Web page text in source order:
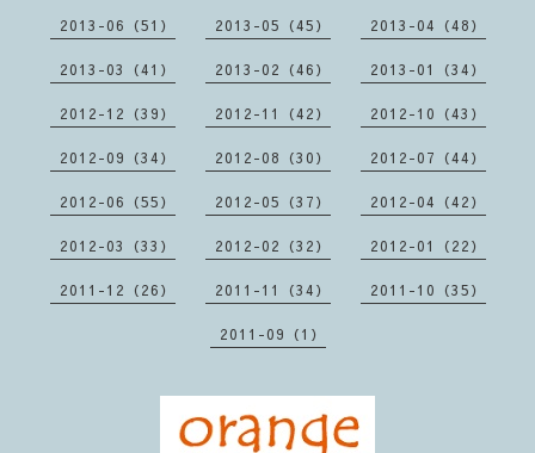
2013-06（51） 2013-05（45） 2013-04（48）
2013-03（41） 2013-02（46） 2013-01（34）
2012-12（39） 2012-11（42） 2012-10（43）
2012-09（34） 2012-08（30） 2012-07（44）
2012-06（55） 2012-05（37） 2012-04（42）
2012-03（33） 2012-02（32） 2012-01（22）
2011-12（26） 2011-11（34） 2011-10（35）
2011-09（1）